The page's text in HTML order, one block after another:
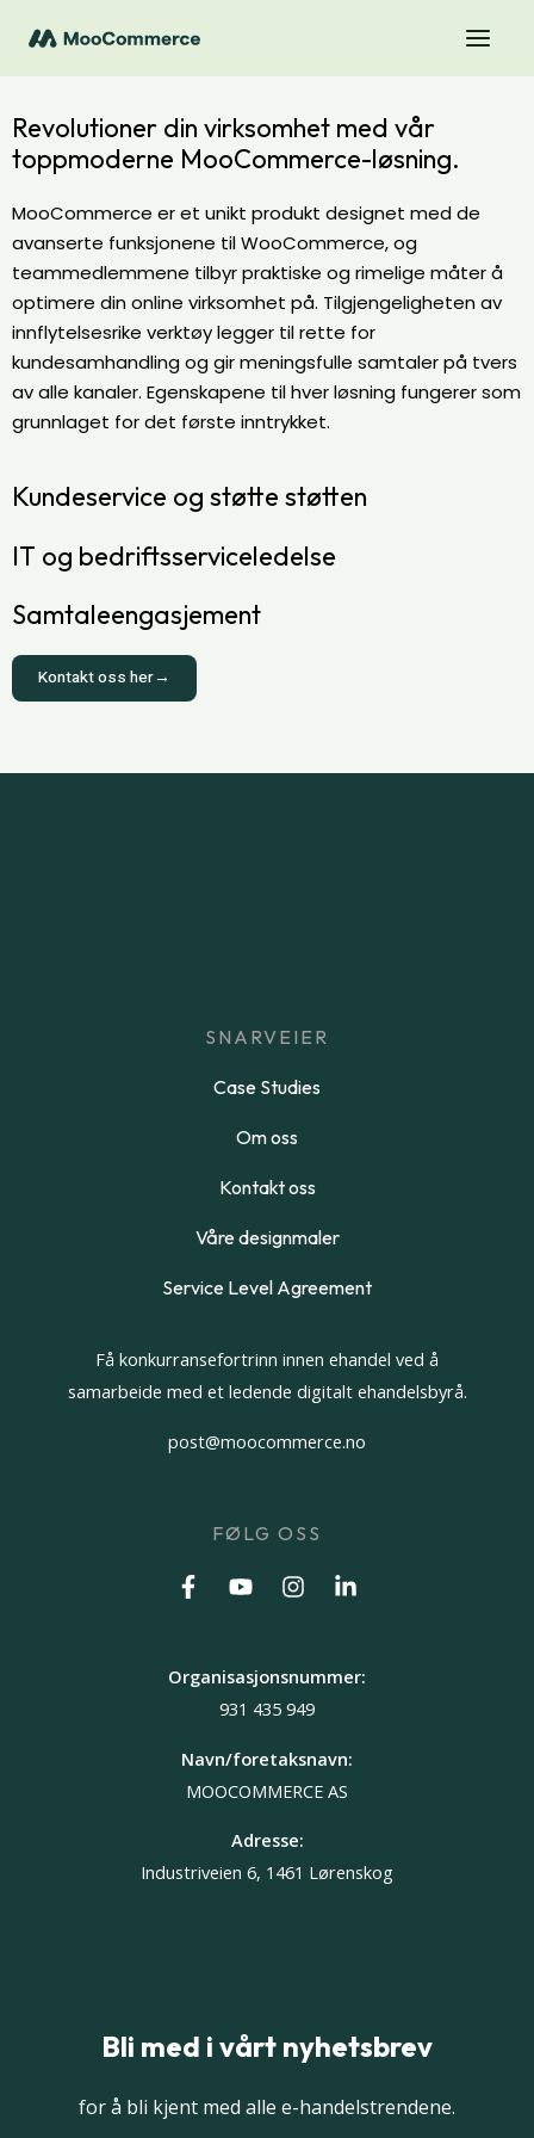
Revolutioner din virksomhet med vår
toppmoderne MooCommerce-løsning.
MooCommerce er et unikt produkt designet med de
avanserte funksjonene til WooCommerce, og
teammedlemmene tilbyr praktiske og rimelige måter å
optimere din online virksomhet på. Tilgjengeligheten av
innflytelsesrike verktøy legger til rette for
kundesamhandling og gir meningsfulle samtaler på tvers
av alle kanaler. Egenskapene til hver løsning fungerer som
grunnlaget for det første inntrykket.
Kundeservice og støtte støtten
IT og bedriftsserviceledelse
Samtaleengasjement
Kontakt oss her→
SNARVEIER
Case Studies
Om oss
Kontakt oss
Våre designmaler
Service Level Agreement
Få konkurransefortrinn innen ehandel ved å
samarbeide med et ledende digitalt ehandelsbyrå.
post@moocommerce.no
FØLG OSS
Organisasjonsnummer:
931 435 949
Navn/foretaksnavn:
MOOCOMMERCE AS
Adresse:
Industriveien 6, 1461 Lørenskog
Bli med i vårt nyhetsbrev
for å bli kjent med alle e-handelstrendene.